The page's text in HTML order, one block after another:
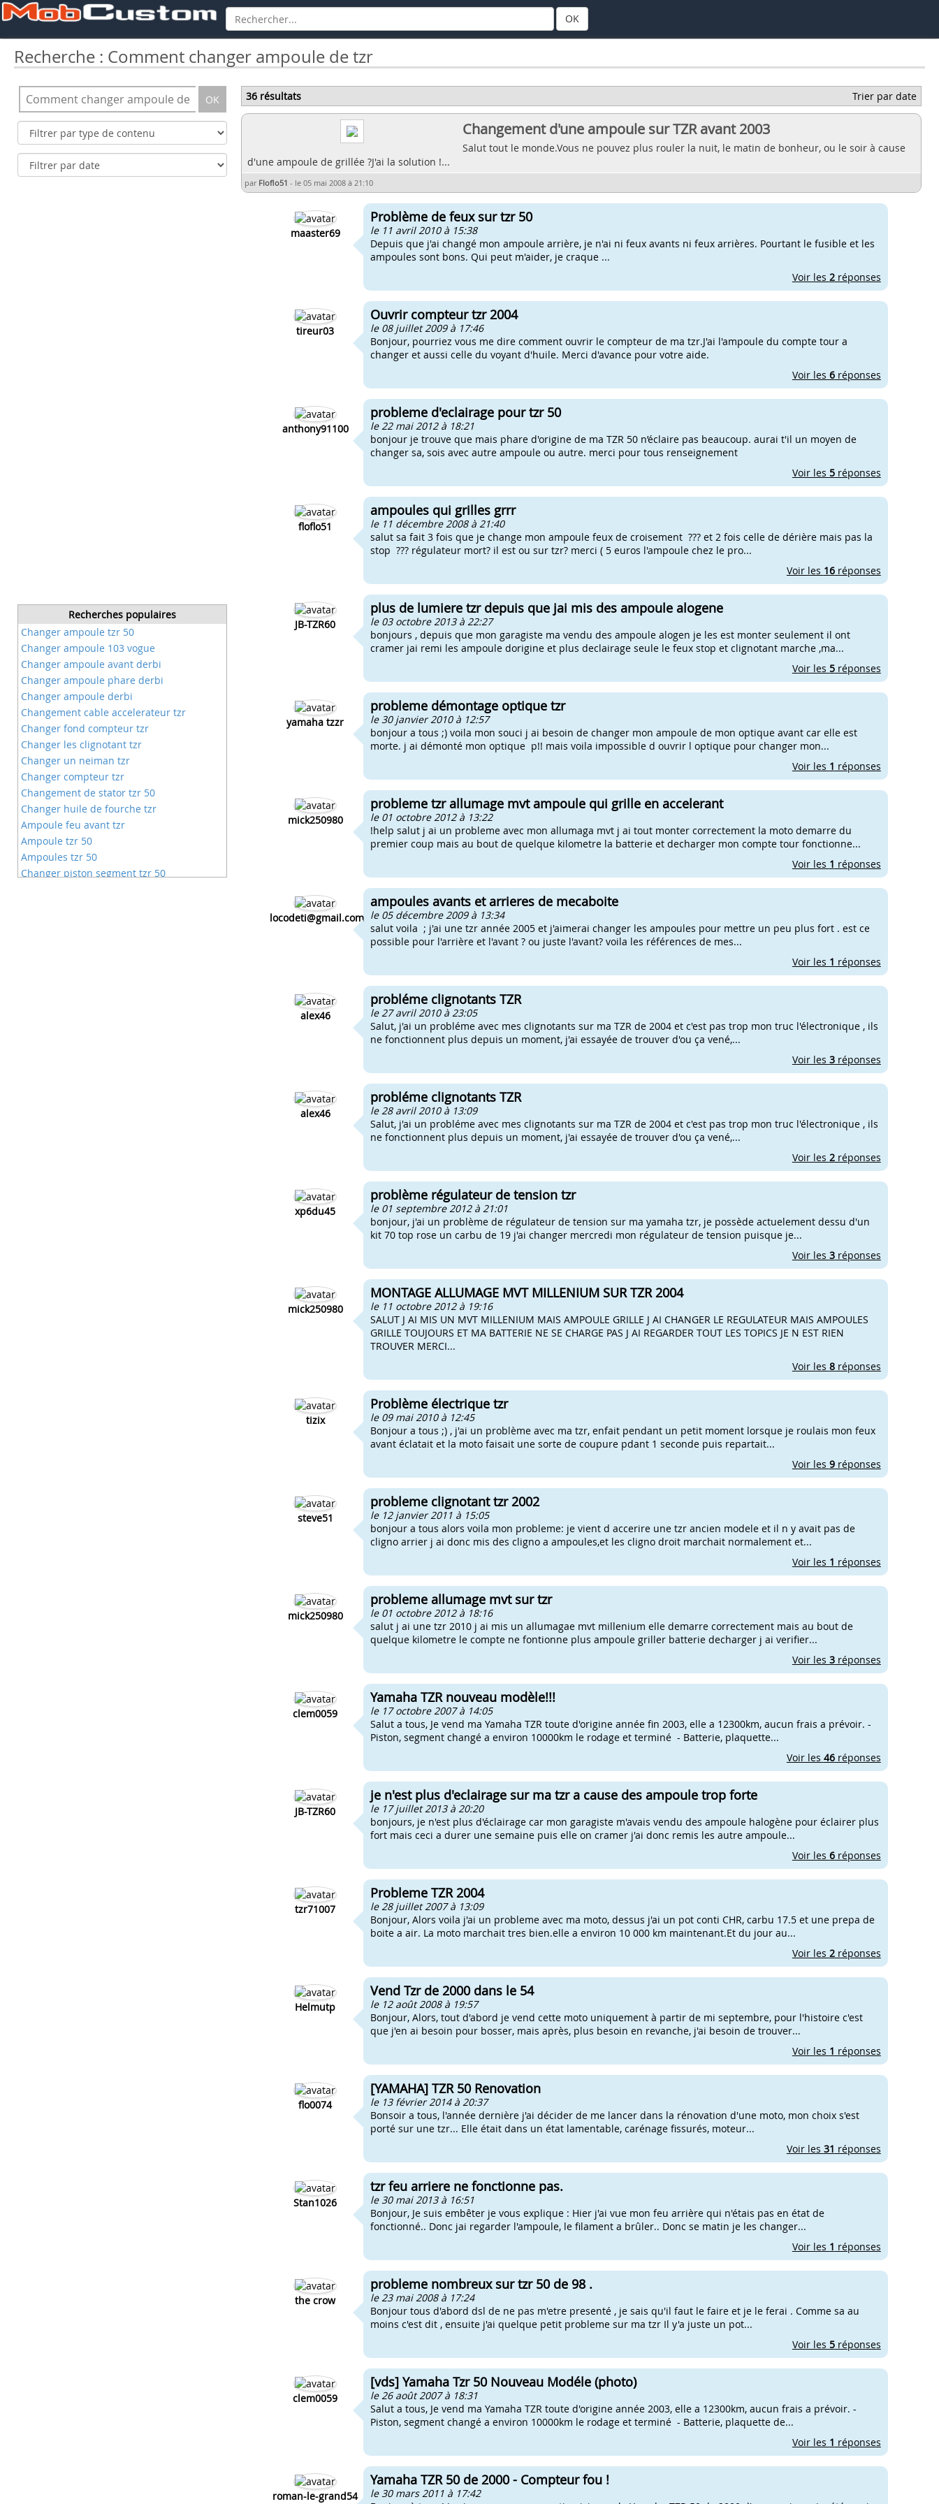
OK
Recherche : Comment changer ampoule de tzr
OK
Recherches populaires
Changer ampoule tzr 50
Changer ampoule 103 vogue
Changer ampoule avant derbi
Changer ampoule phare derbi
Changer ampoule derbi
Changement cable accelerateur tzr
Changer fond compteur tzr
Changer les clignotant tzr
Changer un neiman tzr
Changer compteur tzr
Changement de stator tzr 50
Changer huile de fourche tzr
Ampoule feu avant tzr
Ampoule tzr 50
Ampoules tzr 50
Changer piston segment tzr 50
36 résultats Trier par date
Changement d'une ampoule sur TZR avant 2003
Salut tout le monde.Vous ne pouvez plus rouler la nuit, le matin de bonheur, ou le soir à cause
d'une ampoule de grillée ?J'ai la solution !...
par Floflo51 - le 05 mai 2008 à 21:10
maaster69
Problème de feux sur tzr 50
le 11 avril 2010 à 15:38
Depuis que j'ai changé mon ampoule arrière, je n'ai ni feux avants ni feux arrières. Pourtant le fusible et les
ampoules sont bons. Qui peut m'aider, je craque ...
Voir les 2réponses
tireur03
Ouvrir compteur tzr 2004
le 08 juillet 2009 à 17:46
Bonjour, pourriez vous me dire comment ouvrir le compteur de ma tzr.J'ai l'ampoule du compte tour a
changer et aussi celle du voyant d'huile. Merci d'avance pour votre aide.
Voir les 6réponses
anthony91100
probleme d'eclairage pour tzr 50
le 22 mai 2012 à 18:21
bonjour je trouve que mais phare d'origine de ma TZR 50 n’éclaire pas beaucoup. aurai t'il un moyen de
changer sa, sois avec autre ampoule ou autre. merci pour tous renseignement
Voir les 5réponses
floflo51
ampoules qui grilles grrr
le 11 décembre 2008 à 21:40
salut sa fait 3 fois que je change mon ampoule feux de croisement ??? et 2 fois celle de dérière mais pas la
stop ??? régulateur mort? il est ou sur tzr? merci ( 5 euros l'ampoule chez le pro...
Voir les 16réponses
JB-TZR60
plus de lumiere tzr depuis que jai mis des ampoule alogene
le 03 octobre 2013 à 22:27
bonjours , depuis que mon garagiste ma vendu des ampoule alogen je les est monter seulement il ont
cramer jai remi les ampoule dorigine et plus declairage seule le feux stop et clignotant marche ,ma...
Voir les 5réponses
yamaha tzzr
probleme démontage optique tzr
le 30 janvier 2010 à 12:57
bonjour a tous ;) voila mon souci j ai besoin de changer mon ampoule de mon optique avant car elle est
morte. j ai démonté mon optique p!! mais voila impossible d ouvrir l optique pour changer mon...
Voir les 1 réponses
mick250980
probleme tzr allumage mvt ampoule qui grille en accelerant
le 01 octobre 2012 à 13:22
!help salut j ai un probleme avec mon allumaga mvt j ai tout monter correctement la moto demarre du
premier coup mais au bout de quelque kilometre la batterie et decharger mon compte tour fonctionne...
Voir les 1 réponses
locodeti@gmail.com
ampoules avants et arrieres de mecaboite
le 05 décembre 2009 à 13:34
salut voila ; j'ai une tzr année 2005 et j'aimerai changer les ampoules pour mettre un peu plus fort . est ce
possible pour l'arrière et l'avant ? ou juste l'avant? voila les références de mes...
Voir les 1 réponses
alex46
probléme clignotants TZR
le 27 avril 2010 à 23:05
Salut, j'ai un probléme avec mes clignotants sur ma TZR de 2004 et c'est pas trop mon truc l'électronique , ils
ne fonctionnent plus depuis un moment, j'ai essayée de trouver d'ou ça vené,...
Voir les 3réponses
alex46
probléme clignotants TZR
le 28 avril 2010 à 13:09
Salut, j'ai un probléme avec mes clignotants sur ma TZR de 2004 et c'est pas trop mon truc l'électronique , ils
ne fonctionnent plus depuis un moment, j'ai essayée de trouver d'ou ça vené,...
Voir les 2réponses
xp6du45
problème régulateur de tension tzr
le 01 septembre 2012 à 21:01
bonjour, j'ai un problème de régulateur de tension sur ma yamaha tzr, je possède actuelement dessu d'un
kit 70 top rose un carbu de 19 j'ai changer mercredi mon régulateur de tension puisque je...
Voir les 3réponses
mick250980
MONTAGE ALLUMAGE MVT MILLENIUM SUR TZR 2004
le 11 octobre 2012 à 19:16
SALUT J AI MIS UN MVT MILLENIUM MAIS AMPOULE GRILLE J AI CHANGER LE REGULATEUR MAIS AMPOULES
GRILLE TOUJOURS ET MA BATTERIE NE SE CHARGE PAS J AI REGARDER TOUT LES TOPICS JE N EST RIEN
TROUVER MERCI...
Voir les 8réponses
tizix
Problème électrique tzr
le 09 mai 2010 à 12:45
Bonjour a tous ;) , j'ai un problème avec ma tzr, enfait pendant un petit moment lorsque je roulais mon feux
avant éclatait et la moto faisait une sorte de coupure pdant 1 seconde puis repartait...
Voir les 9réponses
steve51
probleme clignotant tzr 2002
le 12 janvier 2011 à 15:05
bonjour a tous alors voila mon probleme: je vient d accerire une tzr ancien modele et il n y avait pas de
cligno arrier j ai donc mis des cligno a ampoules,et les cligno droit marchait normalement et...
Voir les 1 réponses
mick250980
probleme allumage mvt sur tzr
le 01 octobre 2012 à 18:16
salut j ai une tzr 2010 j ai mis un allumagae mvt millenium elle demarre correctement mais au bout de
quelque kilometre le compte ne fontionne plus ampoule griller batterie decharger j ai verifier...
Voir les 3réponses
clem0059
Yamaha TZR nouveau modèle!!!
le 17 octobre 2007 à 14:05
Salut a tous, Je vend ma Yamaha TZR toute d'origine année fin 2003, elle a 12300km, aucun frais a prévoir. -
Piston, segment changé a environ 10000km le rodage et terminé - Batterie, plaquette...
Voir les 46réponses
JB-TZR60
je n'est plus d'eclairage sur ma tzr a cause des ampoule trop forte
le 17 juillet 2013 à 20:20
bonjours, je n'est plus d'éclairage car mon garagiste m'avais vendu des ampoule halogène pour éclairer plus
fort mais ceci a durer une semaine puis elle on cramer j'ai donc remis les autre ampoule...
Voir les 6réponses
tzr71007
Probleme TZR 2004
le 28 juillet 2007 à 13:09
Bonjour, Alors voila j'ai un probleme avec ma moto, dessus j'ai un pot conti CHR, carbu 17.5 et une prepa de
boite a air. La moto marchait tres bien.elle a environ 10 000 km maintenant.Et du jour au...
Voir les 2réponses
Helmutp
Vend Tzr de 2000 dans le 54
le 12 août 2008 à 19:57
Bonjour, Alors, tout d'abord je vend cette moto uniquement à partir de mi septembre, pour l'histoire c'est
que j'en ai besoin pour bosser, mais après, plus besoin en revanche, j'ai besoin de trouver...
Voir les 1 réponses
flo0074
[YAMAHA] TZR 50 Renovation
le 13 février 2014 à 20:37
Bonsoir a tous, l'année dernière j'ai décider de me lancer dans la rénovation d'une moto, mon choix s'est
porté sur une tzr... Elle était dans un état lamentable, carénage fissurés, moteur...
Voir les 31 réponses
Stan1026
tzr feu arriere ne fonctionne pas.
le 30 mai 2013 à 16:51
Bonjour, Je suis embêter je vous explique : Hier j'ai vue mon feu arrière qui n'étais pas en état de
fonctionné.. Donc jai regarder l'ampoule, le filament a brûler.. Donc se matin je les changer...
Voir les 1 réponses
the crow
probleme nombreux sur tzr 50 de 98 .
le 23 mai 2008 à 17:24
Bonjour tous d'abord dsl de ne pas m'etre presenté , je sais qu'il faut le faire et je le ferai . Comme sa au
moins c'est dit , ensuite j'ai quelque petit probleme sur ma tzr Il y'a juste un pot...
Voir les 5réponses
clem0059
[vds] Yamaha Tzr 50 Nouveau Modéle (photo)
le 26 août 2007 à 18:31
Salut a tous, Je vend ma Yamaha TZR toute d'origine année 2003, elle a 12300km, aucun frais a prévoir. -
Piston, segment changé a environ 10000km le rodage et terminé - Batterie, plaquette de...
Voir les 1 réponses
roman-le-grand54
Yamaha TZR 50 de 2000 - Compteur fou !
le 30 mars 2011 à 17:42